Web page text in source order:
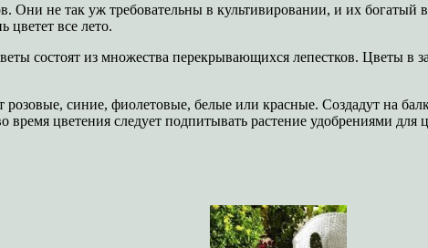
Они не так уж требовательны в культивировании, и их богатый
цветет все лето.
состоят из множества перекрывающихся лепестков. Цветы в
синие, фиолетовые, белые или красные. Создадут на
цветения следует подпитывать растение удобрениями